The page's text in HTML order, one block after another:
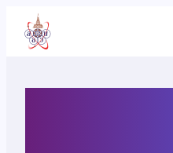
เนื้อหา